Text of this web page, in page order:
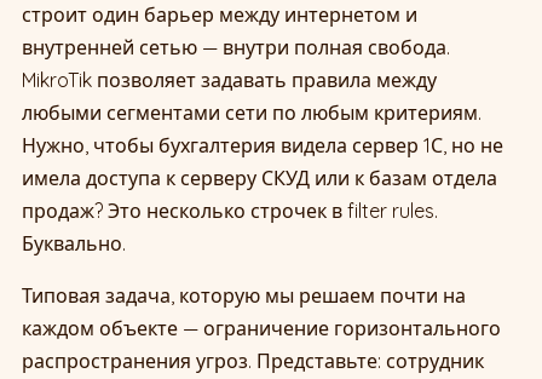
строит один барьер между интернетом и
внутренней сетью — внутри полная свобода.
MikroTik позволяет задавать правила между
любыми сегментами сети по любым критериям.
Нужно, чтобы бухгалтерия видела сервер 1С, но не
имела доступа к серверу СКУД или к базам отдела
продаж? Это несколько строчек в filter rules.
Буквально.
Типовая задача, которую мы решаем почти на
каждом объекте — ограничение горизонтального
распространения угроз. Представьте: сотрудник